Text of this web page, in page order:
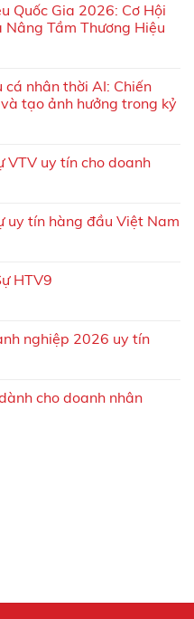
Quốc Gia 2026: Cơ Hội
Tầm Thương Hiệu
nhân thời AI: Chiến
tạo ảnh hưởng trong kỷ
VTV uy tín cho doanh
uy tín hàng đầu Việt Nam
HTV9
nghiệp 2026 uy tín
cho doanh nhân